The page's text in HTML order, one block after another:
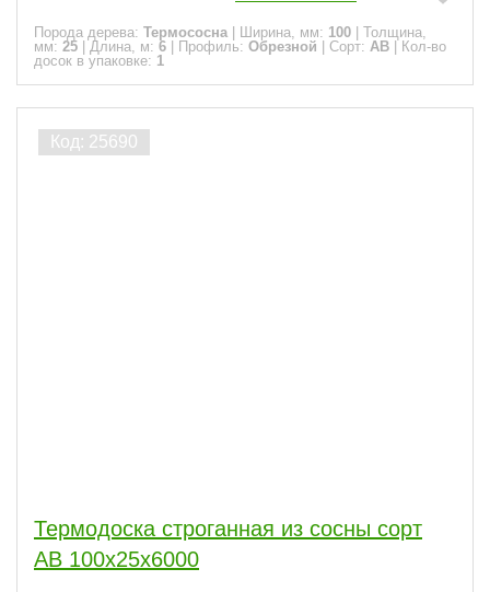
Порода дерева: Термососна Ширина, мм: 100
Толщина,
мм: 25 Длина, м: 6 Профиль: Обрезной Сорт: АВ
Кол-во
досок в упаковке: 1
Термодоска строганная из сосны сорт
АВ 100x25x6000